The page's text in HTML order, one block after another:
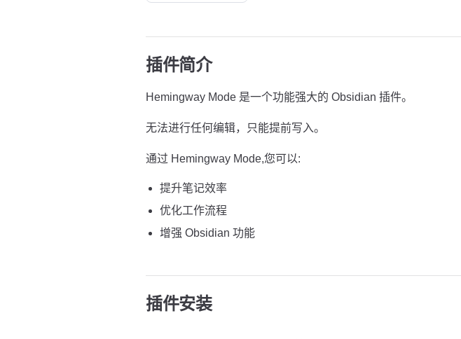
插件简介
Hemingway Mode 是一个功能强大的 Obsidian 插件。
无法进行任何编辑，只能提前写入。
通过 Hemingway Mode,您可以:
提升笔记效率
优化工作流程
增强 Obsidian 功能
插件安装